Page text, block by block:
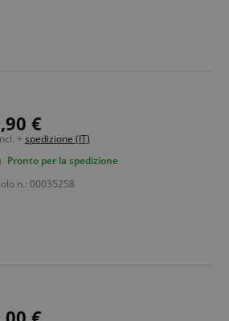
€
+ spedizione (IT)
Pronto per la spedizione
n.: 00035258